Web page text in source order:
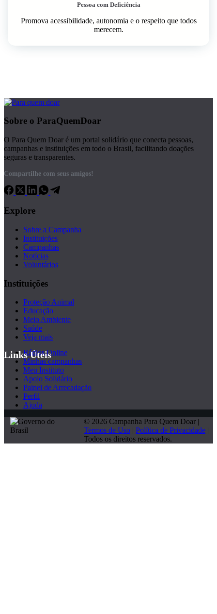
Pessoa com Deficiência
Promova acessibilidade, autonomia e o respeito que todos
merecem.
Sobre o ParaQuemDoar
O Para Quem Doar é um portal solidário que conecta pessoas,
campanhas e instituições em todo o Brasil, facilitando doações
seguras e transparentes.
Compartilhe com seus amigos!
Explore
Sobre a Campanha
Instituições
Campanhas
Notícias
Voluntários
Instituições
Proteção Animal
Educação
Meio Ambiente
Saúde
Veja mais
Links Úteis
Rádios Online
Minhas campanhas
Meu Instituto
Apoio Solidário
Painel de Arrecadação
Perfil
Ajuda
© 2026 Campanha Para Quem Doar |
Termos de Uso | Política de Privacidade |
Todos os direitos reservados.